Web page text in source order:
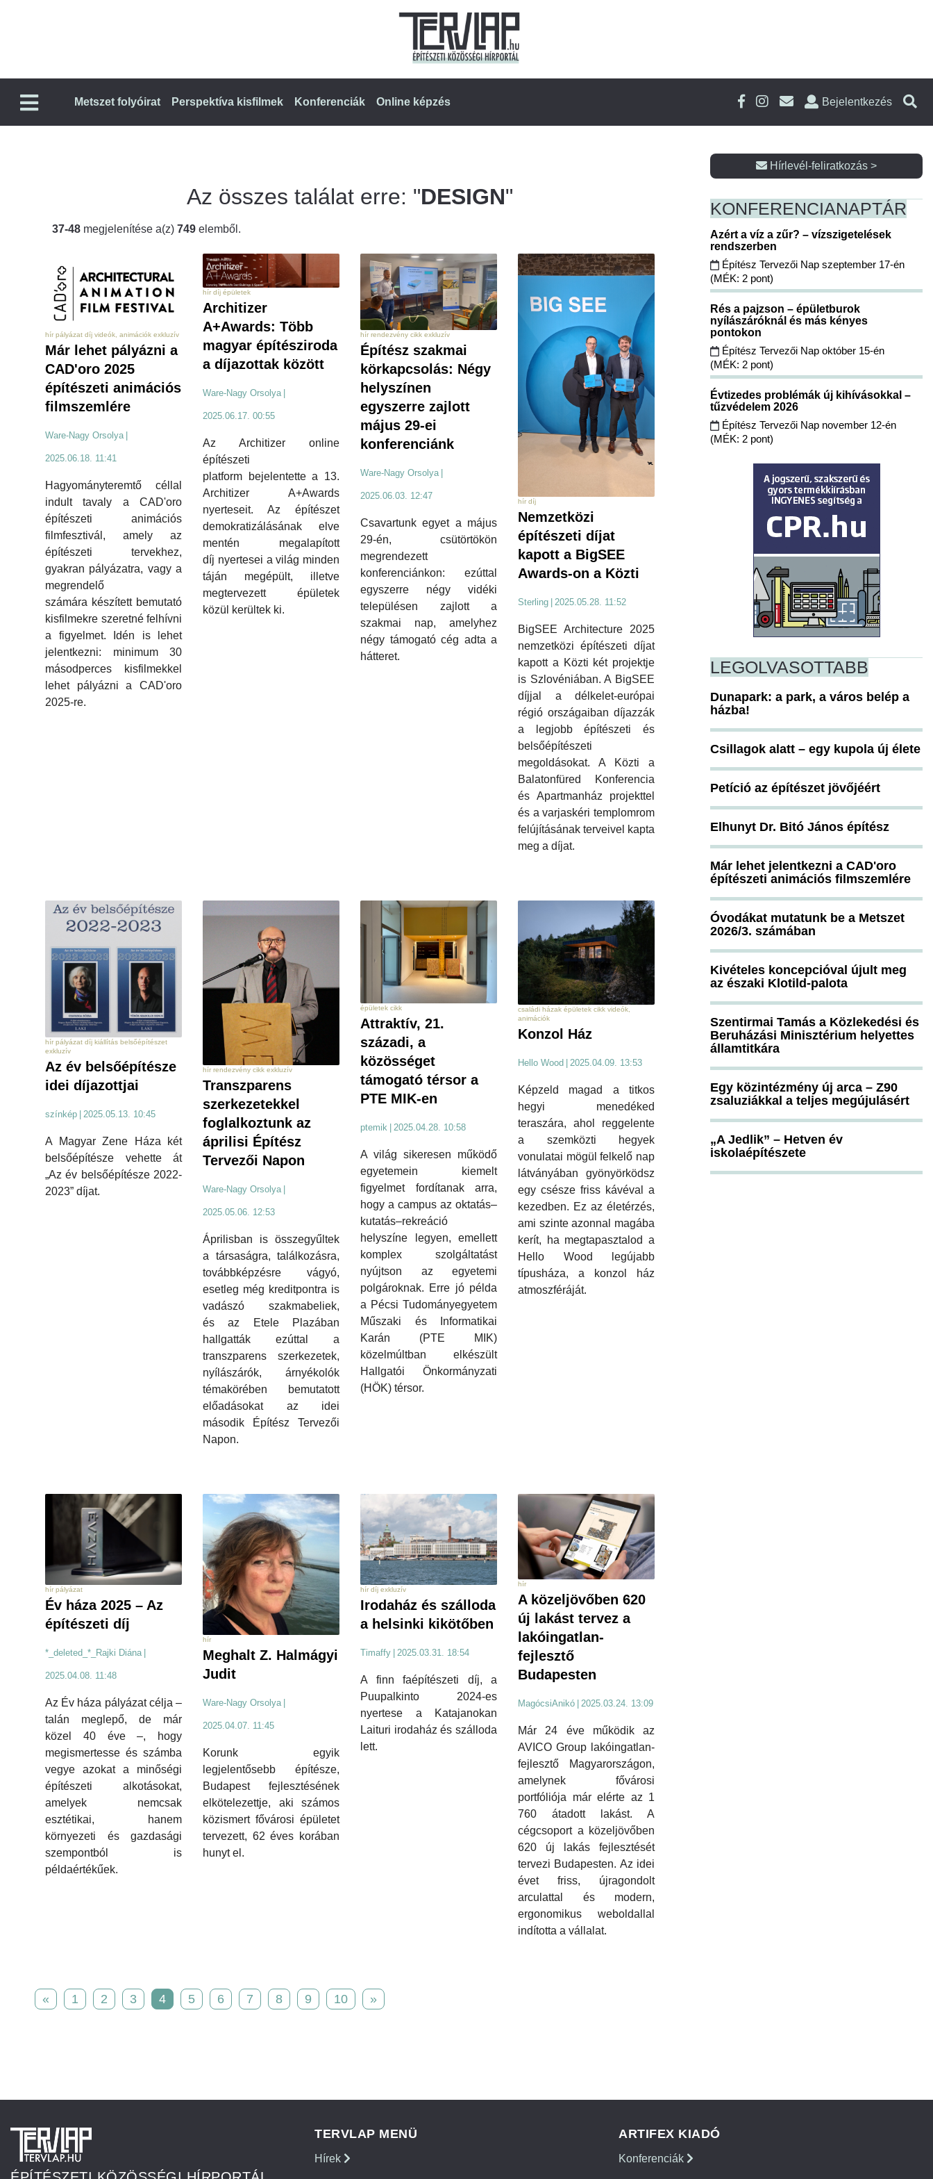
Metszet folyóirat Perspektíva kisfilmek Konferenciák Online képzés Bejelentkezés
Az összes találat erre: "DESIGN"
37-48 megjelenítése a(z) 749 elemből.
hír pályázat díj videók, animációk exkluzív
Már lehet pályázni a
CAD'oro 2025
építészeti animációs
filmszemlére
Ware-Nagy Orsolya
2025.06.18. 11:41
Hagyományteremtő céllal
indult tavaly a CAD'oro
építészeti animációs
filmfesztivál, amely az
építészeti tervekhez,
gyakran pályázatra, vagy a
megrendelő
számára készített bemutató
kisfilmekre szeretné felhívni
a figyelmet. Idén is lehet
jelentkezni: minimum 30
másodperces kisfilmekkel
lehet pályázni a CAD'oro
2025-re.
hír díj épületek
Architizer
A+Awards: Több
magyar építésziroda
a díjazottak között
Ware-Nagy Orsolya
2025.06.17. 00:55
Az Architizer online
építészeti
platform bejelentette a 13.
Architizer A+Awards
nyerteseit. Az építészet
demokratizálásának elve
mentén megalapított
díj nyertesei a világ minden
táján megépült, illetve
megtervezett épületek
közül kerültek ki.
hír rendezvény cikk exkluzív
Építész szakmai
körkapcsolás: Négy
helyszínen
egyszerre zajlott
május 29-ei
konferenciánk
Ware-Nagy Orsolya
2025.06.03. 12:47
Csavartunk egyet a május
29-én, csütörtökön
megrendezett
konferenciánkon: ezúttal
egyszerre négy vidéki
településen zajlott a
szakmai nap, amelyhez
négy támogató cég adta a
hátteret.
hír díj
Nemzetközi
építészeti díjat
kapott a BigSEE
Awards-on a Közti
Sterling 2025.05.28. 11:52
BigSEE Architecture 2025
nemzetközi építészeti díjat
kapott a Közti két projektje
is Szlovéniában. A BigSEE
díjjal a délkelet-európai
régió országaiban díjazzák
a legjobb építészeti és
belsőépítészeti
megoldásokat. A Közti a
Balatonfüred Konferencia
és Apartmanház projekttel
és a varjaskéri templomrom
felújításának terveivel kapta
meg a díjat.
hír pályázat díj kiállítás belsőépítészet
exkluzív
Az év belsőépítésze
idei díjazottjai
színkép 2025.05.13. 10:45
A Magyar Zene Háza két
belsőépítésze vehette át
„Az év belsőépítésze 2022-
2023” díjat.
hír rendezvény cikk exkluzív
Transzparens
szerkezetekkel
foglalkoztunk az
áprilisi Építész
Tervezői Napon
Ware-Nagy Orsolya
2025.05.06. 12:53
Áprilisban is összegyűltek
a társaságra, találkozásra,
továbbképzésre vágyó,
esetleg még kreditpontra is
vadászó szakmabeliek,
és az Etele Plazában
hallgatták ezúttal a
transzparens szerkezetek,
nyílászárók, árnyékolók
témakörében bemutatott
előadásokat az idei
második Építész Tervezői
Napon.
épületek cikk
Attraktív, 21.
századi, a
közösséget
támogató térsor a
PTE MIK-en
ptemik 2025.04.28. 10:58
A világ sikeresen működő
egyetemein kiemelt
figyelmet fordítanak arra,
hogy a campus az oktatás–
kutatás–rekreáció
helyszíne legyen, emellett
komplex szolgáltatást
nyújtson az egyetemi
polgároknak. Erre jó példa
a Pécsi Tudományegyetem
Műszaki és Informatikai
Karán (PTE MIK)
közelmúltban elkészült
Hallgatói Önkormányzati
(HÖK) térsor.
családi házak épületek cikk videók,
animációk
Konzol Ház
Hello Wood | 2025.04.09. 13:53
Képzeld magad a titkos
hegyi menedéked
teraszára, ahol reggelente
a szemközti hegyek
vonulatai mögül felkelő nap
látványában gyönyörködsz
egy csésze friss kávéval a
kezedben. Ez az életérzés,
ami szinte azonnal magába
kerít, ha megtapasztalod a
Hello Wood legújabb
típusháza, a konzol ház
atmoszféráját.
hír pályázat
Év háza 2025 – Az
építészeti díj
*_deleted_*_Rajki Diána
2025.04.08. 11:48
Az Év háza pályázat célja –
talán meglepő, de már
közel 40 éve –, hogy
megismertesse és számba
vegye azokat a minőségi
építészeti alkotásokat,
amelyek nemcsak
esztétikai, hanem
környezeti és gazdasági
szempontból is
példaértékűek.
hír
Meghalt Z. Halmágyi
Judit
Ware-Nagy Orsolya
2025.04.07. 11:45
Korunk egyik
legjelentősebb építésze,
Budapest fejlesztésének
elkötelezettje, aki számos
közismert fővárosi épületet
tervezett, 62 éves korában
hunyt el.
hír díj exkluzív
Irodaház és szálloda
a helsinki kikötőben
Timaffy 2025.03.31. 18:54
A finn faépítészeti díj, a
Puupalkinto 2024-es
nyertese a Katajanokan
Laituri irodaház és szálloda
lett.
hír
A közeljövőben 620
új lakást tervez a
lakóingatlan-
fejlesztő
Budapesten
MagócsiAnikó 2025.03.24. 13:09
Már 24 éve működik az
AVICO Group lakóingatlan-
fejlesztő Magyarországon,
amelynek fővárosi
portfóliója már elérte az 1
760 átadott lakást. A
cégcsoport a közeljövőben
620 új lakás fejlesztését
tervezi Budapesten. Az idei
évet friss, újragondolt
arculattal és modern,
ergonomikus weboldallal
indította a vállalat.
« 1 2 3 4 5 6 7 8 9 10 »
Hírlevél-feliratkozás >
KONFERENCIANAPTÁR
Azért a víz a zűr? – vízszigetelések
rendszerben
Építész Tervezői Nap szeptember 17-én
(MÉK: 2 pont)
Rés a pajzson – épületburok
nyílászáróknál és más kényes
pontokon
Építész Tervezői Nap október 15-én
(MÉK: 2 pont)
Évtizedes problémák új kihívásokkal –
tűzvédelem 2026
Építész Tervezői Nap november 12-én
(MÉK: 2 pont)
LEGOLVASOTTABB
Dunapark: a park, a város belép a
házba!
Csillagok alatt – egy kupola új élete
Petíció az építészet jövőjéért
Elhunyt Dr. Bitó János építész
Már lehet jelentkezni a CAD'oro
építészeti animációs filmszemlére
Óvodákat mutatunk be a Metszet
2026/3. számában
Kivételes koncepcióval újult meg
az északi Klotild-palota
Szentirmai Tamás a Közlekedési és
Beruházási Minisztérium helyettes
államtitkára
Egy közintézmény új arca – Z90
zsaluziákkal a teljes megújulásért
„A Jedlik” – Hetven év
iskolaépítészete
TERVLAP MENÜ
Hírek
ARTIFEX KIADÓ
Konferenciák